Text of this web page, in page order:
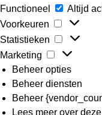
Functioneel
Altijd
Voorkeuren
Statistieken
Marketing
Beheer opties
Beheer diensten
Beheer
Lees meer over